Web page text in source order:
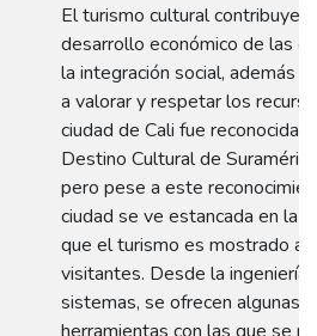
El turismo cultural contribuye
desarrollo económico de las
la integración social, además
a valorar y respetar los
ciudad de Cali fue reconocida
Destino Cultural de
pero pese a este
ciudad se ve estancada en la
que el turismo es mostrado a
visitantes. Desde la ingeniería
sistemas, se ofrecen algunas